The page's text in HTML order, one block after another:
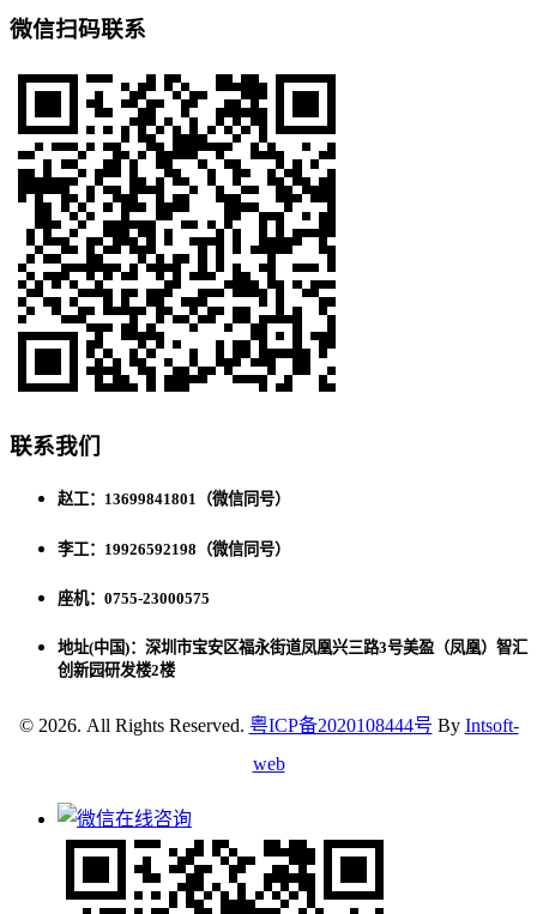
微信扫码联系
联系我们
赵工：13699841801（微信同号）
李工：19926592198（微信同号）
座机：0755-23000575
地址(中国)：深圳市宝安区福永街道凤凰兴三路3号美盈（凤凰）智汇
创新园研发楼2楼
© 2026. All Rights Reserved. 粤ICP备2020108444号 By Intsoft-
web